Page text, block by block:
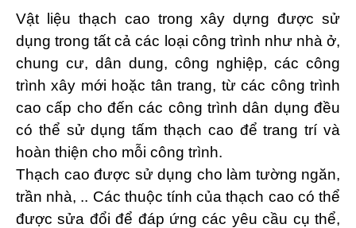
Vật liệu thạch cao trong xây dựng được sử
dụng trong tất cả các loại công trình như nhà ở,
chung cư, dân dung, công nghiệp, các công
trình xây mới hoặc tân trang, từ các công trình
cao cấp cho đến các công trình dân dụng đều
có thể sử dụng tấm thạch cao để trang trí và
hoàn thiện cho mỗi công trình.
Thạch cao được sử dụng cho làm tường ngăn,
trần nhà, .. Các thuộc tính của thạch cao có thể
được sửa đổi để đáp ứng các yêu cầu cụ thể,